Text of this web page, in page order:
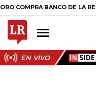
BANCO DE LA REPÚBLICA
EN VIVO